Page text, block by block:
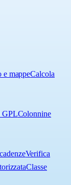
e mappeCalcola
GPLColonnine
Verifica
Classe